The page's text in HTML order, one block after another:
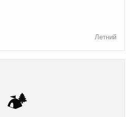
Летний
🏕️